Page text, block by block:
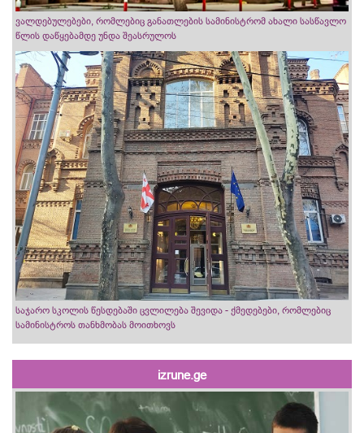
ვალდებულებები, რომლებიც განათლების სამინისტრომ ახალი სასწავლო
წლის დაწყებამდე უნდა შეასრულოს
საჯარო სკოლის წესდებაში ცვლილება შევიდა - ქმედებები, რომლებიც
სამინისტროს თანხმობას მოითხოვს
izrune.ge